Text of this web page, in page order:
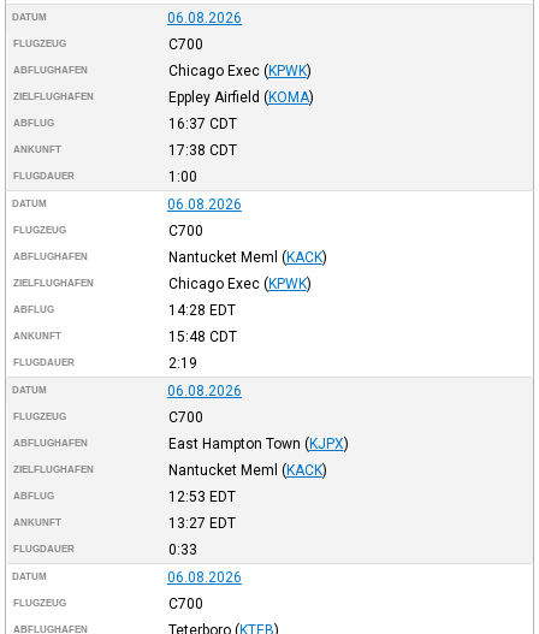
DATUM 06.08.2026
FLUGZEUG C700
ABFLUGHAFEN Chicago Exec (KPWK)
ZIELFLUGHAFEN Eppley Airfield (KOMA)
ABFLUG 16:37 CDT
ANKUNFT 17:38 CDT
FLUGDAUER 1:00
DATUM 06.08.2026
FLUGZEUG C700
ABFLUGHAFEN Nantucket Meml (KACK)
ZIELFLUGHAFEN Chicago Exec (KPWK)
ABFLUG 14:28 EDT
ANKUNFT 15:48 CDT
FLUGDAUER 2:19
DATUM 06.08.2026
FLUGZEUG C700
ABFLUGHAFEN East Hampton Town (KJPX)
ZIELFLUGHAFEN Nantucket Meml (KACK)
ABFLUG 12:53 EDT
ANKUNFT 13:27 EDT
FLUGDAUER 0:33
DATUM 06.08.2026
FLUGZEUG C700
ABFLUGHAFEN Teterboro (KTEB)